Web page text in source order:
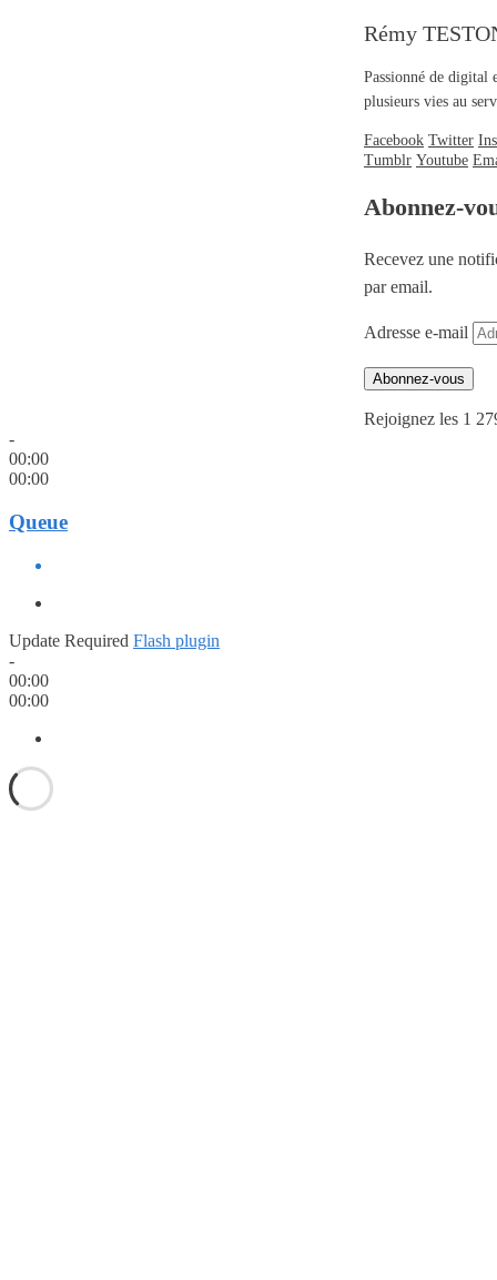
Rémy
Passionné de digital
plusieurs vies au
Facebook Twitter
Tumblr Youtube
Abonnez-
Recevez une
par email.
Adresse e-mail
Abonnez-vous
Rejoignez les 1
-
00:00
00:00
Queue
Update Required Flash plugin
-
00:00
00:00